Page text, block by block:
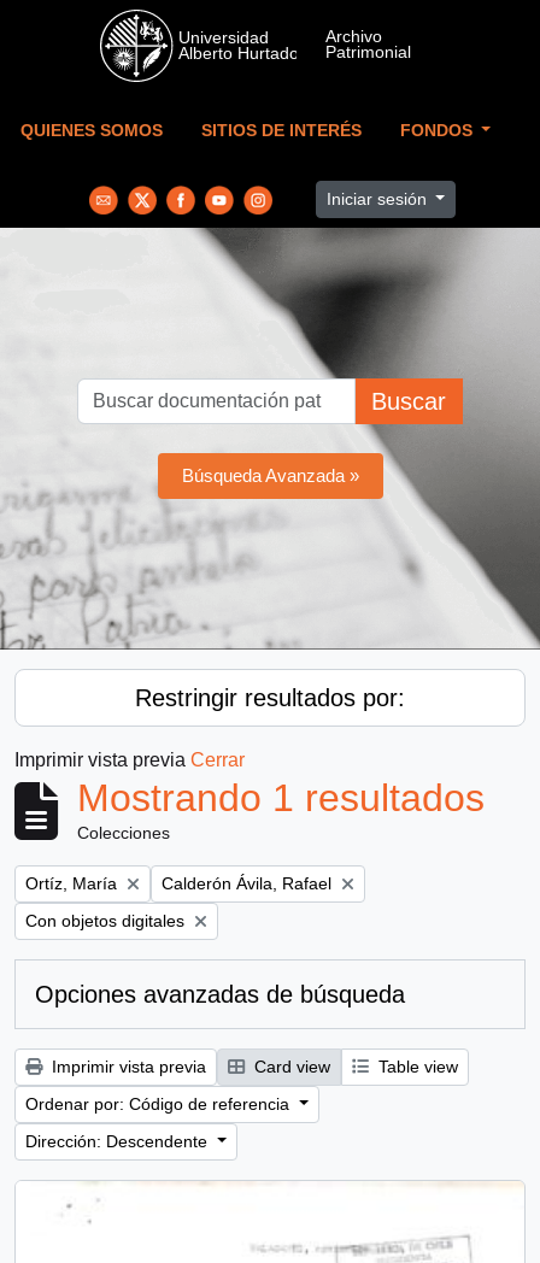
Skip to main content
QUIENES SOMOS SITIOS DE INTERÉS FONDOS
Iniciar sesión
Buscar
Búsqueda Avanzada »
Restringir resultados por:
Imprimir vista previa Cerrar
Mostrando 1 resultados
Colecciones
Remove filter:
Ortíz, María Remove filter:
Calderón Ávila, Rafael
Remove filter:
Con objetos digitales
Opciones avanzadas de búsqueda
Imprimir vista previa Card view
Table view
Ordenar por: Código de referencia
Dirección: Descendente